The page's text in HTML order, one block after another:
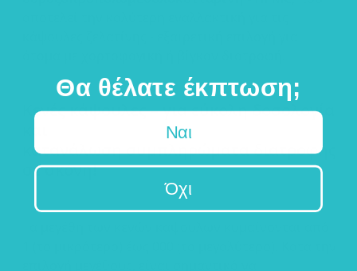
Κενές κάψουλες – για εύκολη δοσολογία
κατανάλωση συμπληρώματα διατροφής
σε σκόνη!
Θα θέλατε έκπτωση;
Ναι
Όχι